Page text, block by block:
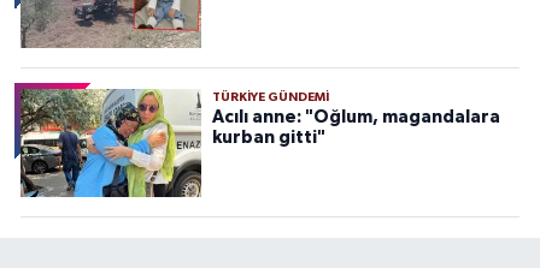
TÜRKIYE GÜNDEMI
Acılı anne: "Oğlum, magandalara
kurban gitti"